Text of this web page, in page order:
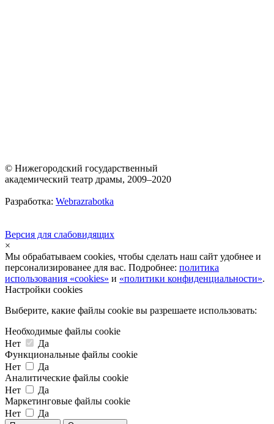
© Нижегородский государственный
академический театр драмы, 2009–2020
Разработка: Webrazrabotka
Версия для слабовидящих
×
Мы обрабатываем cookies, чтобы сделать наш сайт удобнее и
персонализированее для вас. Подробнее: политика
использования «cookies» и «политики конфиденциальности».
Настройки cookies
Выберите, какие файлы cookie вы разрешаете использовать:
Необходимые файлы cookie
Нет
Да
Функциональные файлы cookie
Нет
Да
Аналитические файлы cookie
Нет
Да
Маркетинговые файлы cookie
Нет
Да